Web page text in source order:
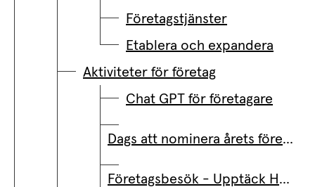
Företagstjänster
Etablera och expandera
Aktiviteter för företag
Chat GPT för företagare
Dags att nominera årets företagare
Företagsbesök - Upptäck Härnösands spännande näringsliv